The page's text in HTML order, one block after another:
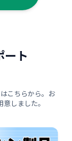
ート
こちらから。お
しました。